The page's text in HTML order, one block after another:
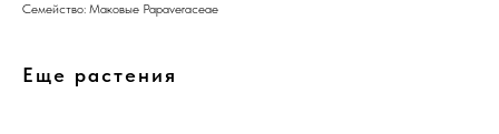
Семейство: Маковые Papaveraceae
Еще растения